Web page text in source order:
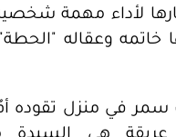
لأداء مهمة شخصية
خاتمه وعقاله
في منزل تقوده